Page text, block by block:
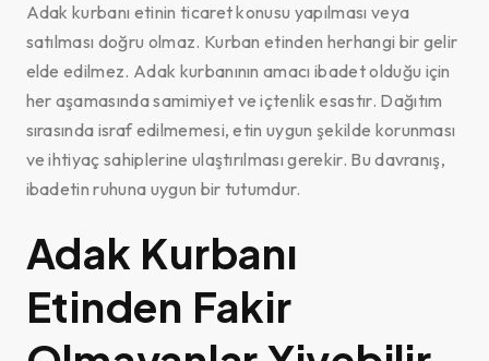
Adak kurbanı etinin ticaret konusu yapılması veya
satılması doğru olmaz. Kurban etinden herhangi bir gelir
elde edilmez. Adak kurbanının amacı ibadet olduğu için
her aşamasında samimiyet ve içtenlik esastır. Dağıtım
sırasında israf edilmemesi, etin uygun şekilde korunması
ve ihtiyaç sahiplerine ulaştırılması gerekir. Bu davranış,
ibadetin ruhuna uygun bir tutumdur.
Adak Kurbanı
Etinden Fakir